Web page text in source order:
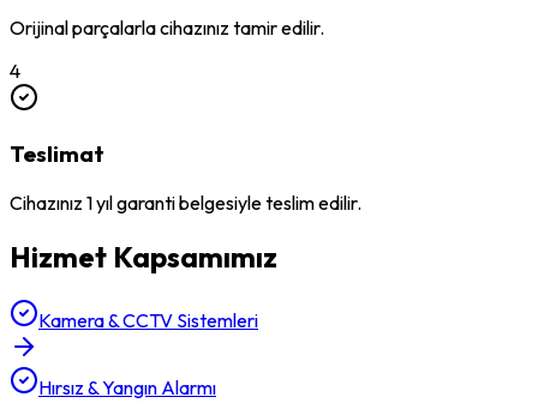
Orijinal parçalarla cihazınız tamir edilir.
4
Teslimat
Cihazınız 1 yıl garanti belgesiyle teslim edilir.
Hizmet Kapsamımız
Kamera & CCTV Sistemleri
Hırsız & Yangın Alarmı